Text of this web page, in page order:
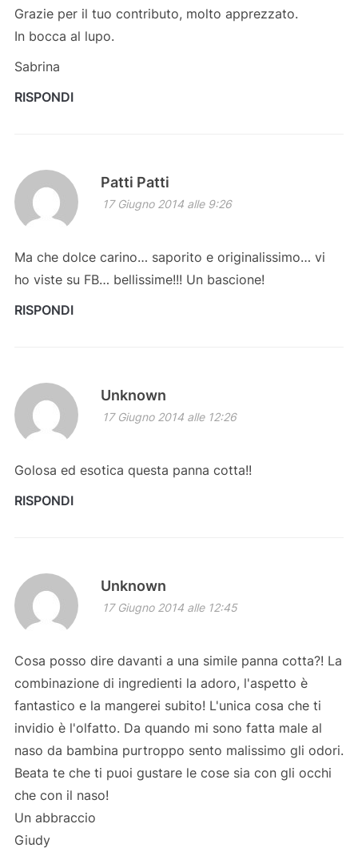
Grazie per il tuo contributo, molto apprezzato.
In bocca al lupo.
Sabrina
RISPONDI
Patti Patti
17 Giugno 2014 alle 9:26
Ma che dolce carino… saporito e originalissimo… vi
ho viste su FB… bellissime!!! Un bascione!
RISPONDI
Unknown
17 Giugno 2014 alle 12:26
Golosa ed esotica questa panna cotta!!
RISPONDI
Unknown
17 Giugno 2014 alle 12:45
Cosa posso dire davanti a una simile panna cotta?! La
combinazione di ingredienti la adoro, l'aspetto è
fantastico e la mangerei subito! L'unica cosa che ti
invidio è l'olfatto. Da quando mi sono fatta male al
naso da bambina purtroppo sento malissimo gli odori.
Beata te che ti puoi gustare le cose sia con gli occhi
che con il naso!
Un abbraccio
Giudy